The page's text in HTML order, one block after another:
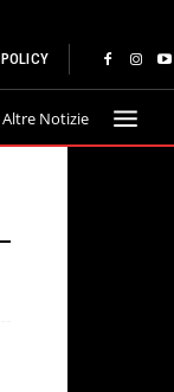
Altre Notizie